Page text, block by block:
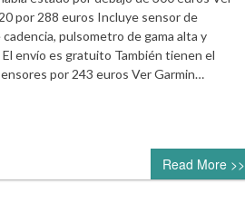
por 288 euros Incluye sensor de
pulsometro de gama alta y
envío es gratuito También tienen el
por 243 euros Ver Garmin…
Read More >>